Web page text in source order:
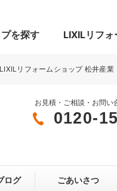
門まわり
を探す LIXILリフ
LIXILリフォームショップ 松井産業
お見積・ご相談・お問い
0120-
ログ ごあいさつ